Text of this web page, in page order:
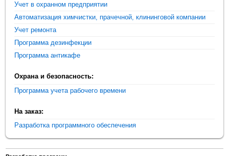
Учет в охранном предприятии
Автоматизация химчистки, прачечной, клининговой компании
Учет ремонта
Программа дезинфекции
Программа антикафе
Охрана и безопасность:
Программа учета рабочего времени
На заказ:
Разработка программного обеспечения